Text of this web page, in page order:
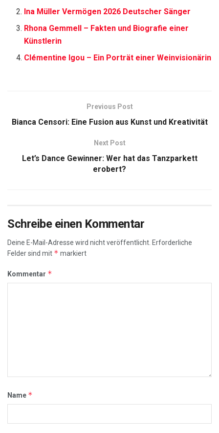
Ina Müller Vermögen 2026 Deutscher Sänger
Rhona Gemmell – Fakten und Biografie einer
Künstlerin
Clémentine Igou – Ein Porträt einer Weinvisionärin
Previous Post
Bianca Censori: Eine Fusion aus Kunst und Kreativität
Next Post
Let’s Dance Gewinner: Wer hat das Tanzparkett
erobert?
Schreibe einen Kommentar
Deine E-Mail-Adresse wird nicht veröffentlicht. Erforderliche
Felder sind mit * markiert
Kommentar *
Name *